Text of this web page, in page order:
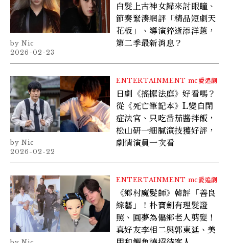
白髮上古神女歸來討眼瞳、
節奏緊湊網評「精品短劇天
花板」、導演猝逝添洋蔥，
第二季最新消息？
Nic
2026-02-23
ENTERTAINMENT mc愛追劇
日劇《搖擺法庭》好看嗎？
從《死亡筆記本》L變自閉
症法官、只吃番茄醬拌飯，
松山研一細膩演技獲好評，
劇情演員一次看
Nic
2026-02-22
ENTERTAINMENT mc愛追劇
《鄉村魔髮師》韓評「善良
綜藝」！朴寶劍有理髮證
照、圓夢為偏鄉老人剪髮！
真好友李相二與郭東延、美